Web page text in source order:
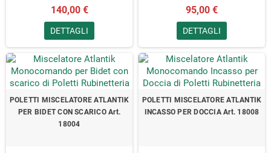
140,00 €
DETTAGLI
95,00 €
DETTAGLI
POLETTI MISCELATORE ATLANTIK
PER BIDET CON SCARICO Art.
18004
POLETTI MISCELATORE ATLANTIK
INCASSO PER DOCCIA Art. 18008